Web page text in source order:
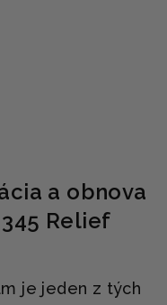
a obnova
345 Relief
je jeden z tých